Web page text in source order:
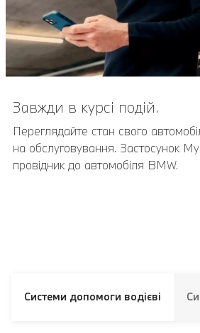
Завжди в курсі подій.
Переглядайте стан свого
на обслуговування. Застосунок
провідник до автомобіля BMW.
Системи допомоги водієві